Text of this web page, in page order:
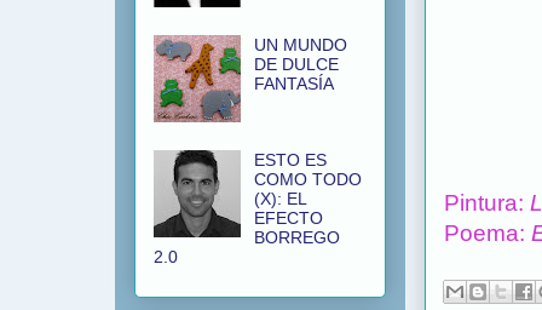
Pintura:
Poema:
UN MUNDO
DE DULCE
FANTASÍA
ESTO ES
COMO TODO
(X): EL
EFECTO
BORREGO
2.0